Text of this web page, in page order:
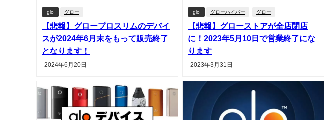
glo グロー
【悲報】グロープロスリムのデバイ
スが2024年6月末をもって販売終了
となります！
2024年6月20日
glo グローハイパー グロー
【悲報】グローストアが全店閉店
に！2023年5月10日で営業終了にな
ります
2023年3月31日